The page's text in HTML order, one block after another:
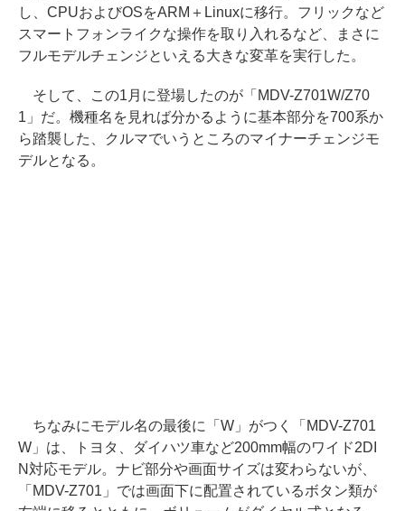
し、CPUおよびOSをARM＋Linuxに移行。フリックなど
スマートフォンライクな操作を取り入れるなど、まさに
フルモデルチェンジといえる大きな変革を実行した。
そして、この1月に登場したのが「MDV-Z701W/Z70
1」だ。機種名を見れば分かるように基本部分を700系か
ら踏襲した、クルマでいうところのマイナーチェンジモ
デルとなる。
ちなみにモデル名の最後に「W」がつく「MDV-Z701
W」は、トヨタ、ダイハツ車など200mm幅のワイド2DI
N対応モデル。ナビ部分や画面サイズは変わらないが、
「MDV-Z701」では画面下に配置されているボタン類が